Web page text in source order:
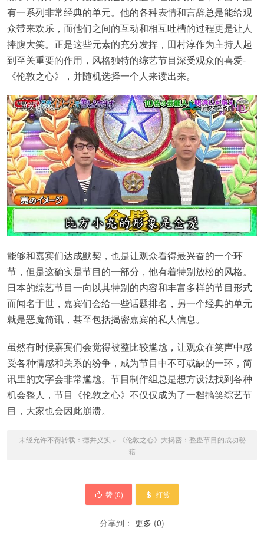
有一系列非常经典的单元。他的各种表情和言辞总是能给观
众带来欢乐，而他们之间的互动和相互吐槽的过程更是让人
捧腹大笑。正是这些元素的充分发挥，田村淳作为主持人起
到至关重要的作用，风格独特的综艺节目深受观众的喜爱-
《伦敦之心》，并随机选择一个人来读出来。
能够和嘉宾们达成默契，也是让观众看得最兴奋的一个环
节，但是这确实是节目的一部分，他有着特别放松的风格。
日本的综艺节目一向以其特别的内容和丰富多样的节目形式
而闻名于世，嘉宾们会给一些话题排名，另一个经典的单元
就是恶魔简讯，甚至包括揭密嘉宾的私人信息。
虽然有时候嘉宾们会觉得被整比较尴尬，让观众在笑声中感
受各种情感和关系的纷争，成为节目中不可或缺的一环，简
讯里的文字会非常尴尬。节目制作组总是想方设法找到各种
机会整人，节目《伦敦之心》不仅仅成为了一档搞笑综艺节
目，大家也会因此崩溃。
未经允许不得转载： 德井义实 »
《伦敦之心》大揭密：整蛊节目的成功秘
籍
赞 (0) 打赏
分享到： 更多 (0)